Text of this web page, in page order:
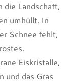
die Landschaft,
umhüllt. In
Schnee fehlt,
Eiskristalle,
und das Gras